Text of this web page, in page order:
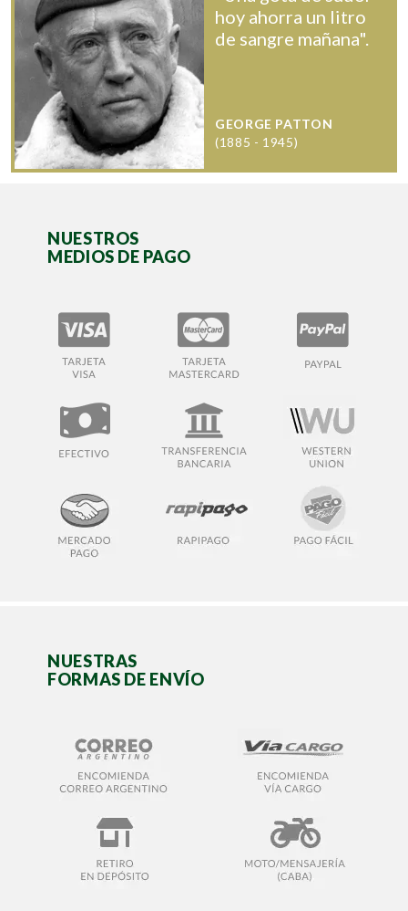
hoy ahorra un litro
de sangre mañana".
GEORGE PATTON
(1885 - 1945)
NUESTROS
MEDIOS DE PAGO
NUESTRAS
FORMAS DE ENVÍO